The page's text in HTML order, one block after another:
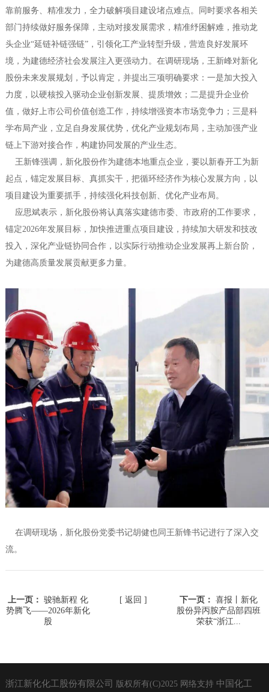
靠前服务、精准发力，全力破解项目建设堵点难点。同时要求各相关
部门持续做好服务保障，主动对接发展需求，精准纾困解难，推动龙
头企业“延链补链强链”，引领化工产业转型升级，营造良好发展环
境，为建德经济社会发展注入更强动力。在调研现场，王新峰对新化
股份未来发展规划，予以肯定，并提出三项明确要求：一是加大投入
力度，以硬核投入驱动企业创新发展、提质增效；二是提升企业价
值，做好上市公司价值创造工作，持续增强资本市场竞争力；三是科
学布局产业，立足自身发展优势，优化产业规划布局，主动加强产业
链上下游对接合作，构建协同发展的产业生态。
王新锋强调，新化股份作为建德本地重点企业，要以新春开工为新
起点，锚定发展目标、真抓实干，把循环经济作为核心发展方向，以
项目建设为重要抓手，持续强化科技创新、优化产业布局。
应思斌表示，新化股份将认真落实建德市委、市政府的工作要求，
锚定2026年发展目标，加快推进重点项目建设，持续加大研发和技改
投入，深化产业链协同合作，以实际行动推动企业发展再上新台阶，
为建德高质量发展贡献更多力量。
在调研现场，新化股份党委书记胡健也同王新锋书记进行了深入交
流。
上一页： 骏驰新程 化
势腾飞——2026年新化
股
[ 返回 ] 下一页： 喜报丨新化
股份异丙胺产品部四班
荣获“浙江...
浙江新化化工股份有限公司 版权所有(C)2025网络支持 中国化工